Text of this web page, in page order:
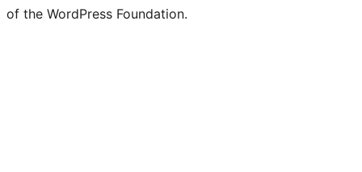
of the WordPress Foundation.